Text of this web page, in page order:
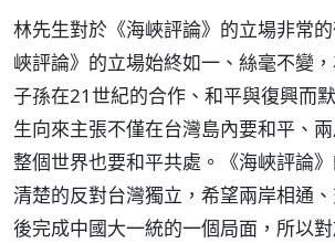
林先生對於《海峽評論》的立場非常
峽評論》的立場始終如一、絲毫不變
子孫在21世紀的合作、和平與復興而
生向來主張不僅在台灣島內要和平、
整個世界也要和平共處。《海峽評論
清楚的反對台灣獨立，希望兩岸相通
後完成中國大一統的一個局面，所以對